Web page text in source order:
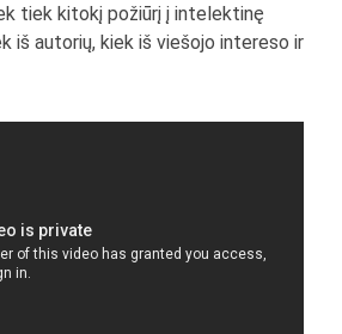
tiek kitokį požiūrį į intelektinę
iš autorių, kiek iš viešojo intereso ir